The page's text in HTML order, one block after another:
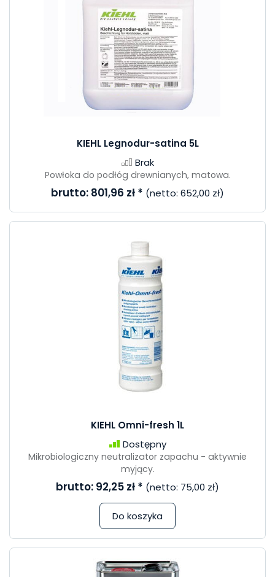
KIEHL Legnodur-satina 5L
Brak
Powłoka do podłóg drewnianych, matowa.
brutto: 801,96 zł * (netto: 652,00 zł)
KIEHL Omni-fresh 1L
Dostępny
Mikrobiologiczny neutralizator zapachu - aktywnie
myjący.
brutto: 92,25 zł * (netto: 75,00 zł)
Do koszyka